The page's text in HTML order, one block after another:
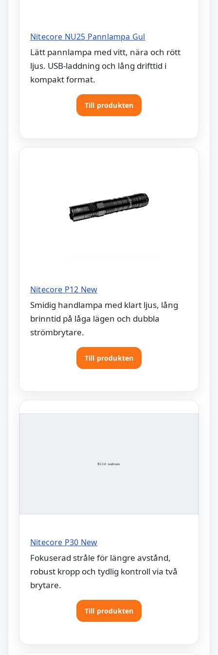
Nitecore NU25 Pannlampa Gul
Lätt pannlampa med vitt, nära och rött
ljus. USB-laddning och lång drifttid i
kompakt format.
Till produkten
Nitecore P12 New
Smidig handlampa med klart ljus, lång
brinntid på låga lägen och dubbla
strömbrytare.
Till produkten
Nitecore P30 New
Fokuserad stråle för längre avstånd,
robust kropp och tydlig kontroll via två
brytare.
Till produkten